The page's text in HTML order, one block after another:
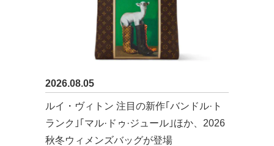
2026.08.05
ルイ・ヴィトン 注目の新作｢バンドル·ト
ランク｣｢マル·ドゥ·ジュール｣ほか、2026
秋冬ウィメンズバッグが登場